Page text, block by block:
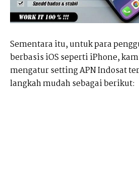
Sementara itu, untuk para
berbasis iOS seperti iPhone,
mengatur setting APN Indosat
langkah mudah sebagai berikut: